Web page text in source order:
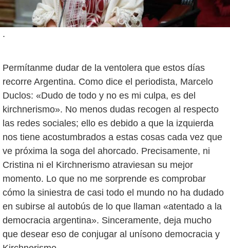
.
Permítanme dudar de la ventolera que estos días
recorre Argentina. Como dice el periodista, Marcelo
Duclos: «Dudo de todo y no es mi culpa, es del
kirchnerismo». No menos dudas recogen al respecto
las redes sociales; ello es debido a que la izquierda
nos tiene acostumbrados a estas cosas cada vez que
ve próxima la soga del ahorcado. Precisamente, ni
Cristina ni el Kirchnerismo atraviesan su mejor
momento. Lo que no me sorprende es comprobar
cómo la siniestra de casi todo el mundo no ha dudado
en subirse al autobús de lo que llaman «atentado a la
democracia argentina». Sinceramente, deja mucho
que desear eso de conjugar al unísono democracia y